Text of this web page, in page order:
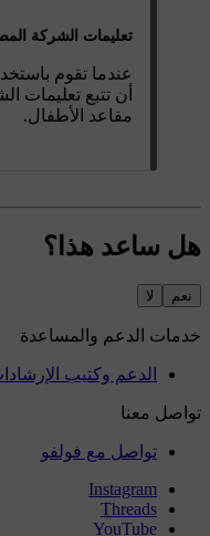
تعليمات الشركة
عندما تقوم
أن تتبع تعليمات
مقاعد الأطفال.
هل ساعد هذا؟
نعم لا